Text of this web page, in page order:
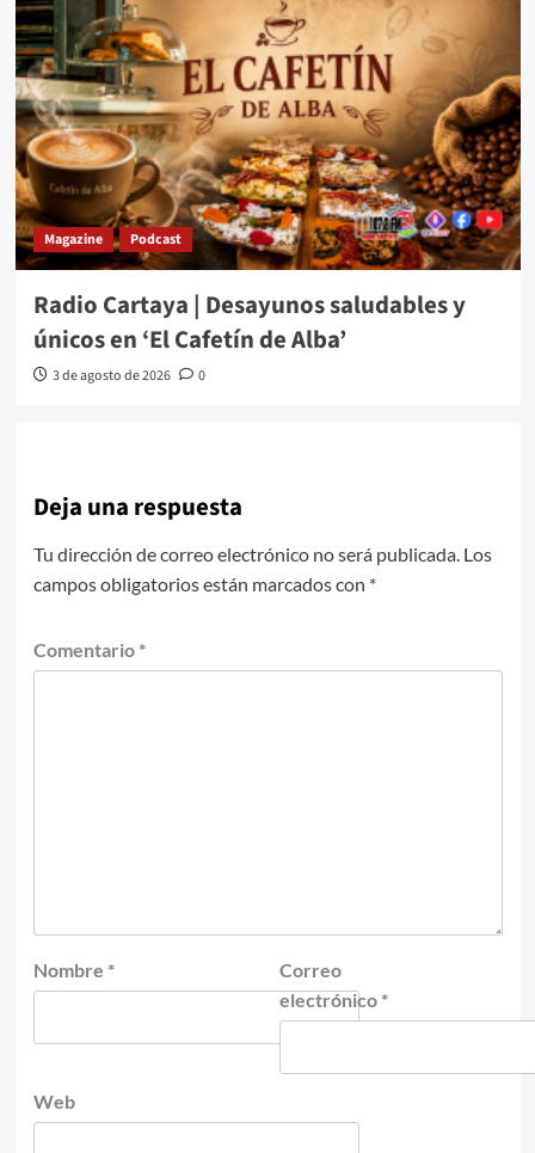
Magazine Podcast
Radio Cartaya | Desayunos saludables y
únicos en ‘El Cafetín de Alba’
3 de agosto de 2026 0
Deja una respuesta
Tu dirección de correo electrónico no será publicada. Los
campos obligatorios están marcados con *
Comentario *
Nombre *
Correo
electrónico *
Web